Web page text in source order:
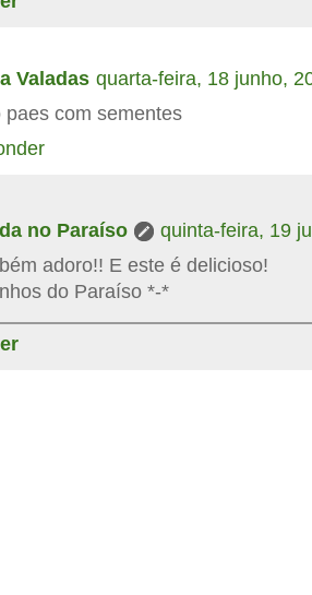
Valadas quarta-feira, 18 junho,
paes com sementes
no Paraíso
quinta-feira, 19
adoro!! E este é delicioso!
do Paraíso *-*